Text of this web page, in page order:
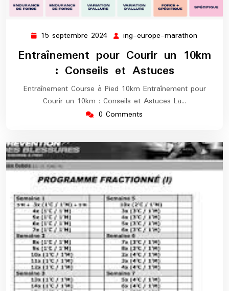
15 septembre 2024 15
septembre
2024
ing-europe-marathon
europe-
Entraînement pour Courir un 10km
: Conseils et Astuces
Entraînement Course à Pied 10km Entraînement pour
Courir un 10km : Conseils et Astuces La…
0 Comments